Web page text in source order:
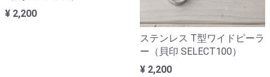
¥ 2,200
ステンレス T型ワイドピーラ
ー（貝印 SELECT100）
¥ 2,200